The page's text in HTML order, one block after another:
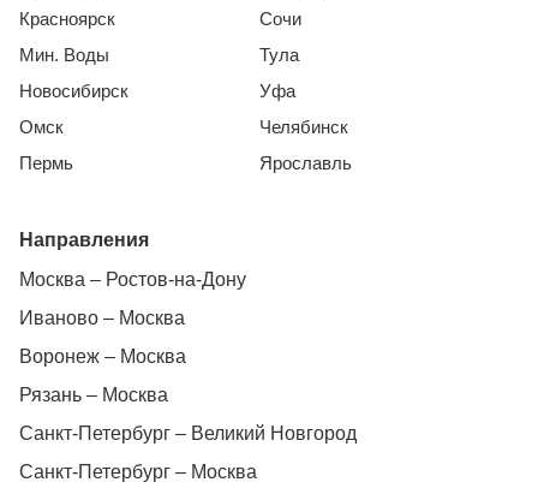
Красноярск
Мин. Воды
Новосибирск
Омск
Пермь
Сочи
Тула
Уфа
Челябинск
Ярославль
Направления
Москва – Ростов-на-Дону
Иваново – Москва
Воронеж – Москва
Рязань – Москва
Санкт-Петербург – Великий Новгород
Санкт-Петербург – Москва